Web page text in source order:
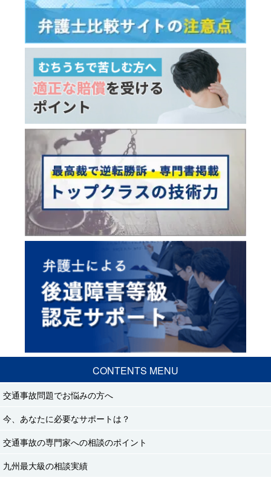
CONTENTS MENU
交通事故問題でお悩みの方へ
今、あなたに必要なサポートは？
交通事故の専門家への相談のポイント
九州最大級の相談実績